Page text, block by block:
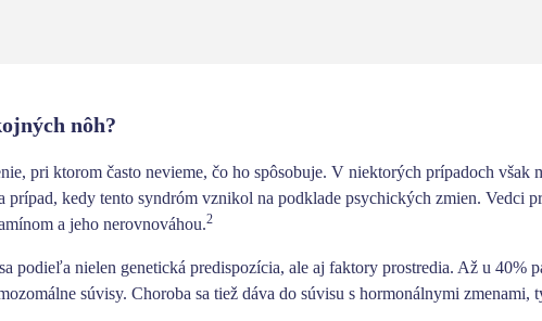
nôh?
pri ktorom často nevieme, čo ho spôsobuje. V niektorých prípadoch však
prípad, kedy tento syndróm vznikol na podklade psychických zmien. Vedci
a jeho nerovnováhou.2
podieľa nielen genetická predispozícia, ale aj faktory prostredia. Až u 40%
súvisy. Choroba sa tiež dáva do súvisu s hormonálnymi zmenami,